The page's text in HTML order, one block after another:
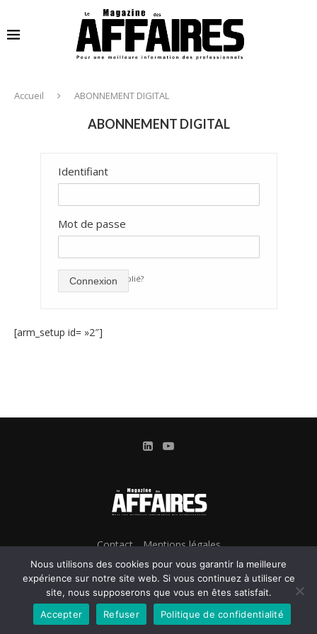
Accueil ABONNEMENT DIGITAL
ABONNEMENT DIGITAL
Identifiant
Mot de passe
mot de passe oublié?
Connexion
[arm_setup id= »2″]
Contact
Mentions légales
Conditions Générales d’Utilisation et d’Abonnement
Gestion des cookies
Confidentialité & Données personnelles
@2024 - Le Magazine des Affaires
Nous utilisons des cookies pour vous garantir la meilleure
expérience sur notre site web. Si vous continuez à utiliser ce
site, nous supposerons que vous en êtes satisfait.
Accepter
Refuser Politique de confidentialité